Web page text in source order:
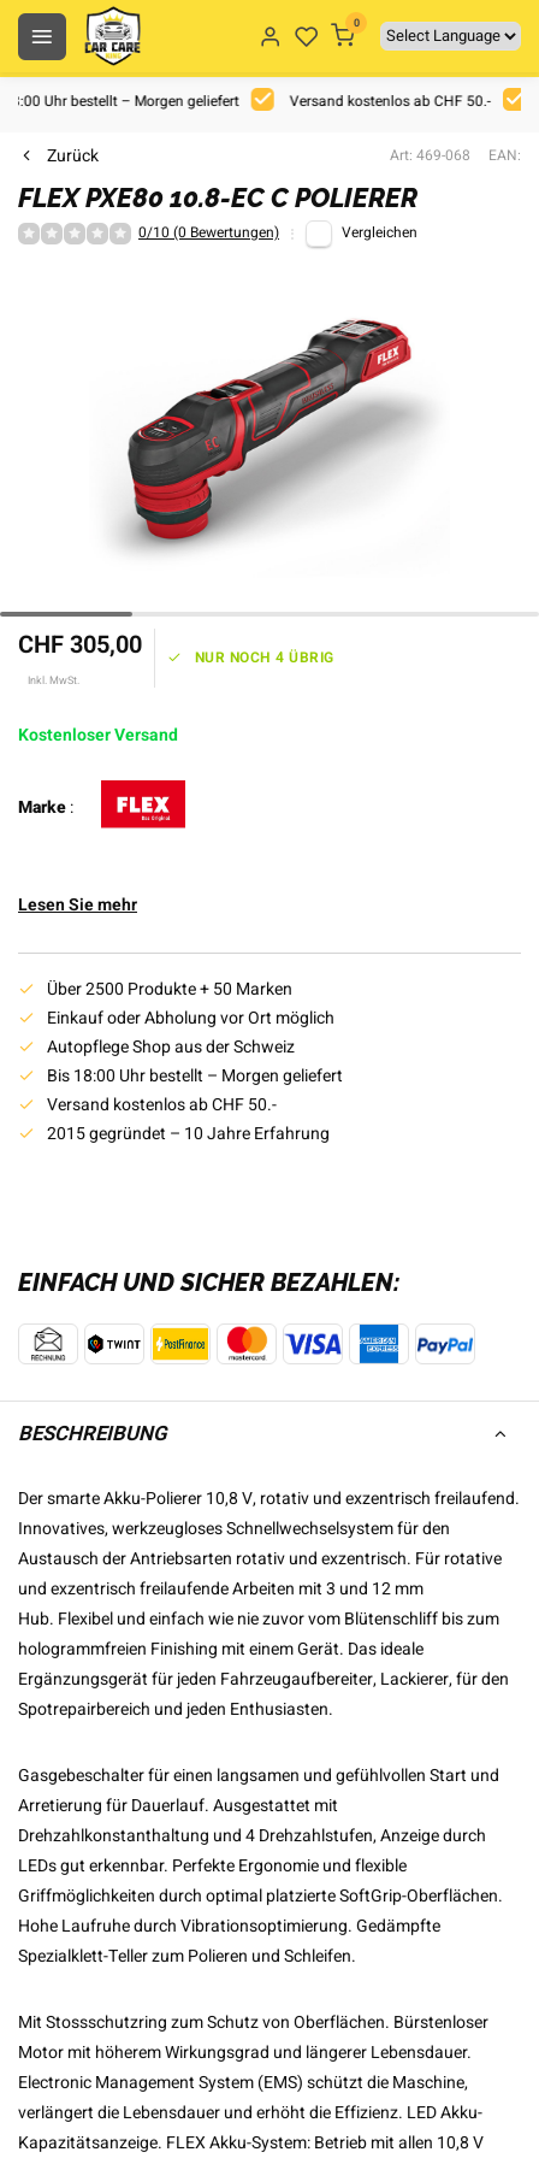
0
Uhr bestellt – Morgen geliefert Versand kostenlos ab CHF 50.-
Zurück Art: 469-068 EAN:
FLEX PXE80 10.8-EC C POLIERER
0/10 (0 Bewertungen) Vergleichen
CHF 305,00
Inkl. MwSt.
NUR NOCH 4 ÜBRIG
Kostenloser Versand
Marke:
Lesen Sie mehr
Über 2500 Produkte + 50 Marken
Einkauf oder Abholung vor Ort möglich
Autopflege Shop aus der Schweiz
Bis 18:00 Uhr bestellt – Morgen geliefert
Versand kostenlos ab CHF 50.-
2015 gegründet – 10 Jahre Erfahrung
EINFACH UND SICHER BEZAHLEN:
BESCHREIBUNG
Der smarte Akku-Polierer 10,8 V, rotativ und exzentrisch freilaufend.
Innovatives, werkzeugloses Schnellwechselsystem für den
Austausch der Antriebsarten rotativ und exzentrisch. Für rotative
und exzentrisch freilaufende Arbeiten mit 3 und 12 mm
Hub. Flexibel und einfach wie nie zuvor vom Blütenschliff bis zum
hologrammfreien Finishing mit einem Gerät. Das ideale
Ergänzungsgerät für jeden Fahrzeugaufbereiter, Lackierer, für den
Spotrepairbereich und jeden Enthusiasten.
Gasgebeschalter für einen langsamen und gefühlvollen Start und
Arretierung für Dauerlauf. Ausgestattet mit
Drehzahlkonstanthaltung und 4 Drehzahlstufen, Anzeige durch
LEDs gut erkennbar. Perfekte Ergonomie und flexible
Griffmöglichkeiten durch optimal platzierte SoftGrip-Oberflächen.
Hohe Laufruhe durch Vibrationsoptimierung. Gedämpfte
Spezialklett-Teller zum Polieren und Schleifen.
Mit Stossschutzring zum Schutz von Oberflächen. Bürstenloser
Motor mit höherem Wirkungsgrad und längerer Lebensdauer.
Electronic Management System (EMS) schützt die Maschine,
verlängert die Lebensdauer und erhöht die Effizienz. LED Akku-
Kapazitätsanzeige. FLEX Akku-System: Betrieb mit allen 10,8 V